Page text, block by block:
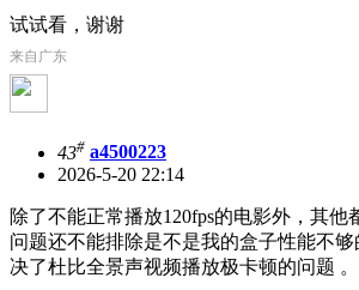
试试看，谢谢
来自广东
43# a4500223
2026-5-20 22:14
除了不能正常播放120fps的电影外，其他
问题还不能排除是不是我的盒子性能不
决了杜比全景声视频播放极卡顿的问题 。